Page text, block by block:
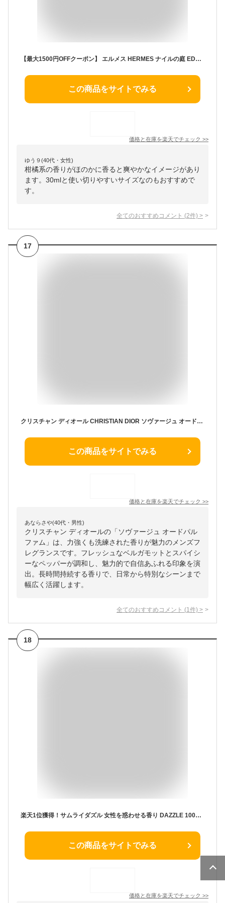
【最大1500円OFFクーポン】 エルメス HERMES ナイルの庭 EDT SP 30ml【EARTH】【当日発送_お休み中】【香水 ギフト メンズ レディース】【人気 ブランド ギフト 誕生日 プレゼント】【寝香水】
この商品をサイトでみる
価格と在庫を楽天でチェック >>
ゆう９(40代・女性)
柑橘系の香りがほのかに香ると爽やかなイメージがあり
ます。30mlと使い切りやすいサイズなのもおすすめで
す。
全てのおすすめコメント (2件) >
17
クリスチャン ディオール CHRISTIAN DIOR ソヴァージュ オードパルファム 100ml EDP SP fs 【香水 メンズ】【即納】
この商品をサイトでみる
価格と在庫を楽天でチェック >>
あならさや(40代・男性)
クリスチャン ディオールの「ソヴァージュ オードパル
ファム」は、力強くも洗練された香りが魅力のメンズフ
レグランスです。フレッシュなベルガモットとスパイシ
ーなペッパーが調和し、魅力的で自信あふれる印象を演
出。長時間持続する香りで、日常から特別なシーンまで
幅広く活躍します。
全てのおすすめコメント (1 件) >
18
楽天1位獲得！サムライダズル 女性を惑わせる香り DAZZLE 100ml オードトワレ【送料無料】【EARTH】【サムライ メンズ香水 男性 モテ フェロモン】【人気 ブランド ギフト 誕生日 プレゼント】【ALAIN DELON アランドロン】【最大1000円offクーポン】
この商品をサイトでみる
価格と在庫を楽天でチェック >>